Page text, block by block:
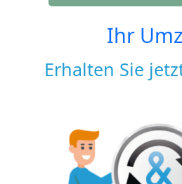
Ihr
Erhalten Sie